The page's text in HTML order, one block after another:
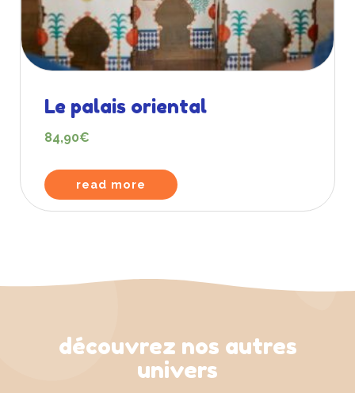
Le palais oriental
84,90€
read more
découvrez nos autres
univers